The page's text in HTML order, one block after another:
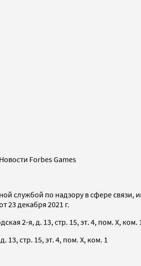
Новости Forbes Games
службой по надзору в сфере
23 декабря 2021 г.
2-я, д. 13, стр. 15, эт. 4, пом. X, ком. 1
13, стр. 15, эт. 4, пом. X, ком. 1